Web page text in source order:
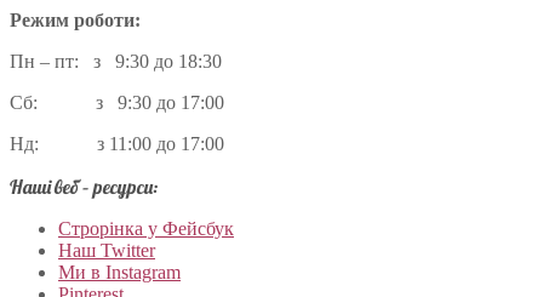
Режим роботи:
Пн – пт: з 9:30 до 18:30
Сб: з 9:30 до 17:00
Нд: з 11:00 до 17:00
Наші веб – ресурси:
Строрінка у Фейсбук
Наш Twitter
Ми в Instagram